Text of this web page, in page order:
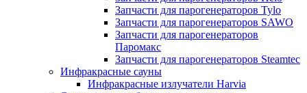
Запчасти для парогенераторов Tylo
Запчасти для парогенераторов SAWO
Запчасти для парогенераторов
Паромакс
Запчасти для парогенераторов Steamtec
Инфракрасные сауны
Инфракрасные излучатели Harvia